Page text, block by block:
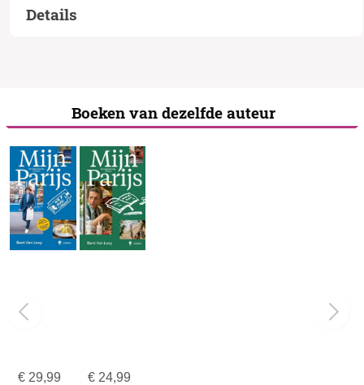
Details
Boeken van dezelfde auteur
€29,99 €24,99